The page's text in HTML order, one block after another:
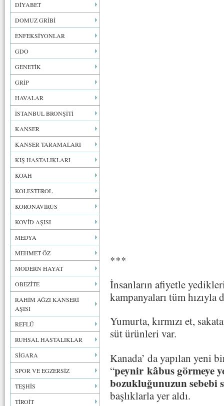
DİYABET
DOMUZ GRİBİ
ENFEKSİYONLAR
GDO
GENETİK
GRİP
HAVALAR
İSTANBUL BRONŞİTİ
KANSER
KANSER TARAMALARI
KIŞ HASTALIKLARI
KOAH
KOLESTEROL
KORONAVİRÜS
KOVİD AŞISI
MEDYA
MEHMET ÖZ
MODERN HAYAT
OBEZİTE
RAHİM AĞZI KANSERİ
AŞISI
REFLÜ
RUHSAL HASTALIKLAR
SİGARA
SPOR VE EGZERSİZ
TEŞHİS
TİROİT
***
İnsanların afiyetle
kampanyaları tüm hızıyla
Yumurta, kırmızı et,
süt ürünleri var.
Kanada’ da yapılan yeni
“peynir kâbus görmeye
bozukluğunuzun sebebi
başlıklarla yer aldı.